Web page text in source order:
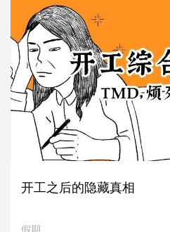
开工之后的隐藏真相
假期